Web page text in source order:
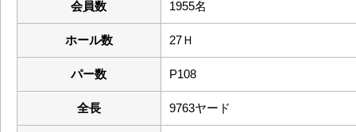
会員数 1955名
ホール数 27Ｈ
パー数 P108
全長 9763ヤード